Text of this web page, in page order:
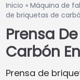
Inicio » Máquina de
de briquetas de
Prensa
Carbón
Prensa de